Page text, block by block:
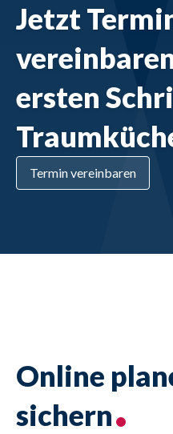
Jetzt
ersten
Termin vereinbaren
Online
sichern